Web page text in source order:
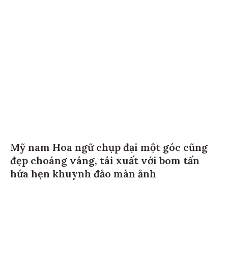
Mỹ nam Hoa ngữ chụp đại một góc cũng
đẹp choáng váng, tái xuất với bom tấn
hứa hẹn khuynh đảo màn ảnh